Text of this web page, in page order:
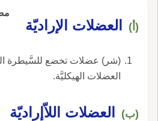
(أ) العضلات الإراديّة
(شر) عضلات تخضع للسَّيطرة
العضلات الهيكليَّة.
(ب) العضلات اللاّإراديّة